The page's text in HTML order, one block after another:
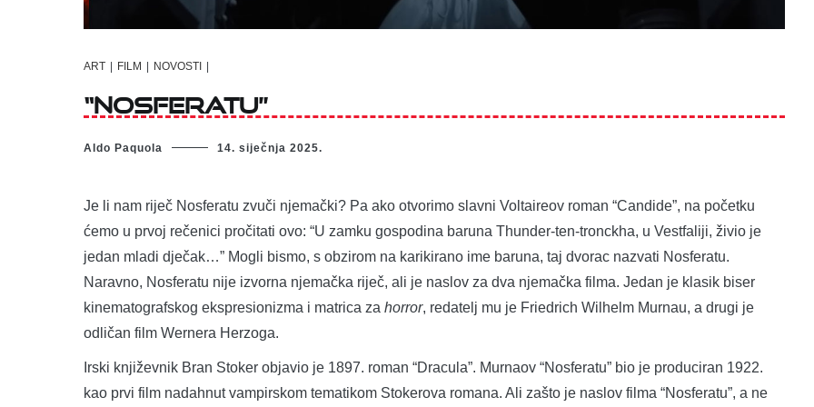
ART FILM NOVOSTI
“Nosferatu”
Aldo Paquola 14. siječnja 2025.
Je li nam riječ Nosferatu zvuči njemački? Pa ako otvorimo slavni Voltaireov roman “Candide”, na početku
ćemo u prvoj rečenici pročitati ovo: “U zamku gospodina baruna Thunder-ten-tronckha, u Vestfaliji, živio je
jedan mladi dječak…” Mogli bismo, s obzirom na karikirano ime baruna, taj dvorac nazvati Nosferatu.
Naravno, Nosferatu nije izvorna njemačka riječ, ali je naslov za dva njemačka filma. Jedan je klasik biser
kinematografskog ekspresionizma i matrica za horror, redatelj mu je Friedrich Wilhelm Murnau, a drugi je
odličan film Wernera Herzoga.
Irski književnik Bran Stoker objavio je 1897. roman “Dracula”. Murnaov “Nosferatu” bio je produciran 1922.
kao prvi film nadahnut vampirskom tematikom Stokerova romana. Ali zašto je naslov filma “Nosferatu”, a ne